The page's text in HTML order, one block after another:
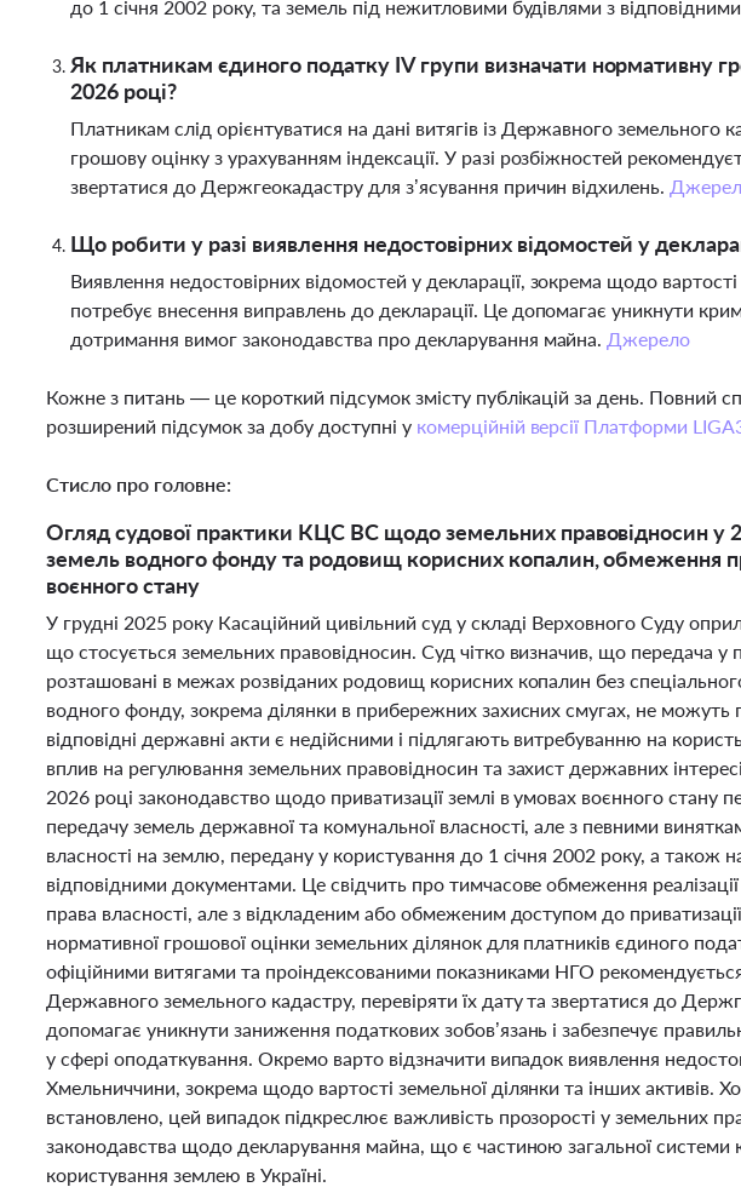
до 1 січня 2002 року, та земель під нежитловими будівлями з
Як платникам єдиного податку IV групи визначати нормативну
2026 році?
Платникам слід орієнтуватися на дані витягів із Державного земельного
грошову оцінку з урахуванням індексації. У разі розбіжностей
звертатися до Держгеокадастру для з’ясування причин відхилень.
Що робити у разі виявлення недостовірних відомостей у
Виявлення недостовірних відомостей у декларації, зокрема щодо вартості
потребує внесення виправлень до декларації. Це допомагає уникнути
дотримання вимог законодавства про декларування майна. Джерело
Кожне з питань — це короткий підсумок змісту публікацій за день. Повний
розширений підсумок за добу доступні у комерційній версії Платформи
Стисло про головне:
Огляд судової практики КЦС ВС щодо земельних правовідносин у
земель водного фонду та родовищ корисних копалин, обмеження
воєнного стану
У грудні 2025 року Касаційний цивільний суд у складі Верховного Суду
що стосується земельних правовідносин. Суд чітко визначив, що передача у
розташовані в межах розвіданих родовищ корисних копалин без
водного фонду, зокрема ділянки в прибережних захисних смугах, не можуть
відповідні державні акти є недійсними і підлягають витребуванню на
вплив на регулювання земельних правовідносин та захист державних
2026 році законодавство щодо приватизації землі в умовах воєнного стану
передачу земель державної та комунальної власності, але з певними
власності на землю, передану у користування до 1 січня 2002 року, а також
відповідними документами. Це свідчить про тимчасове обмеження
права власності, але з відкладеним або обмеженим доступом до
нормативної грошової оцінки земельних ділянок для платників єдиного
офіційними витягами та проіндексованими показниками НГО рекомендується
Державного земельного кадастру, перевіряти їх дату та звертатися до
допомагає уникнути заниження податкових зобов’язань і забезпечує
у сфері оподаткування. Окремо варто відзначити випадок виявлення
Хмельниччини, зокрема щодо вартості земельної ділянки та інших активів.
встановлено, цей випадок підкреслює важливість прозорості у земельних
законодавства щодо декларування майна, що є частиною загальної системи
користування землею в Україні.